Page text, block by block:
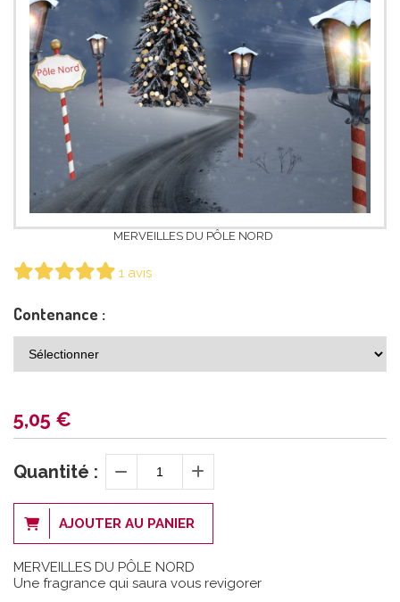
MERVEILLES DU PÔLE NORD
1 avis
Contenance :
5,05 €
Quantité :
AJOUTER AU PANIER
MERVEILLES DU PÔLE NORD
Une fragrance qui saura vous revigorer